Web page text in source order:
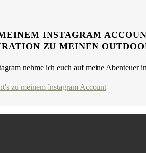
INSTAGRAM
ZU MEINEN
nehme ich euch auf meine Abenteuer
zu meinem Instagram Account